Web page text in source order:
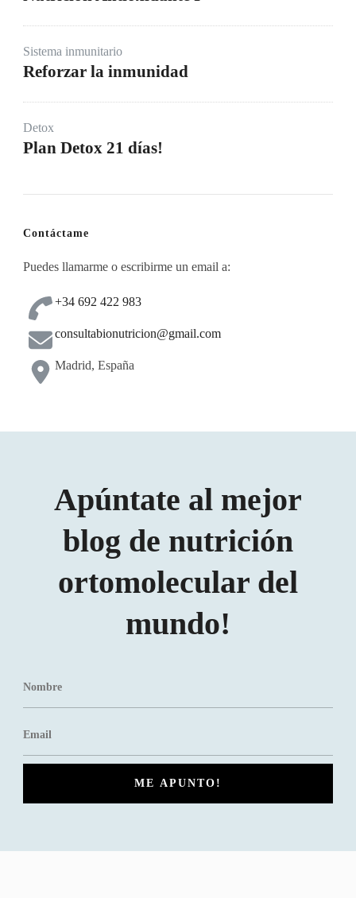
Sistema inmunitario
Reforzar la inmunidad
Detox
Plan Detox 21 días!
Contáctame
Puedes llamarme o escribirme un email a:
+34 692 422 983
consultabionutricion@gmail.com
Madrid, España
Apúntate al mejor
blog de nutrición
ortomolecular del
mundo!